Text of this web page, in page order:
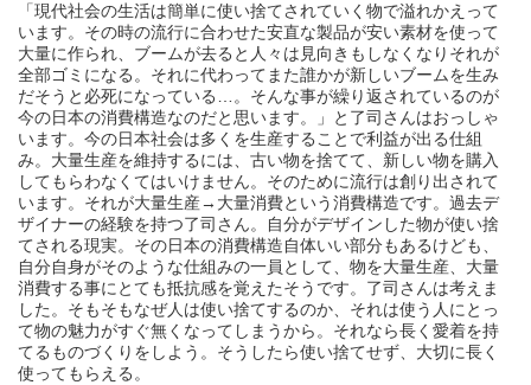
「現代社会の生活は簡単に使い捨てされていく物で溢れかえって
います。その時の流行に合わせた安直な製品が安い素材を使って
大量に作られ、ブームが去ると人々は見向きもしなくなりそれが
全部ゴミになる。それに代わってまた誰かが新しいブームを生み
だそうと必死になっている…。そんな事が繰り返されているのが
今の日本の消費構造なのだと思います。」と了司さんはおっしゃ
います。今の日本社会は多くを生産することで利益が出る仕組
み。大量生産を維持するには、古い物を捨てて、新しい物を購入
してもらわなくてはいけません。そのために流行は創り出されて
います。それが大量生産→大量消費という消費構造です。過去デ
ザイナーの経験を持つ了司さん。自分がデザインした物が使い捨
てされる現実。その日本の消費構造自体いい部分もあるけども、
自分自身がそのような仕組みの一員として、物を大量生産、大量
消費する事にとても抵抗感を覚えたそうです。了司さんは考えま
した。そもそもなぜ人は使い捨てするのか、それは使う人にとっ
て物の魅力がすぐ無くなってしまうから。それなら長く愛着を持
てるものづくりをしよう。そうしたら使い捨てせず、大切に長く
使ってもらえる。